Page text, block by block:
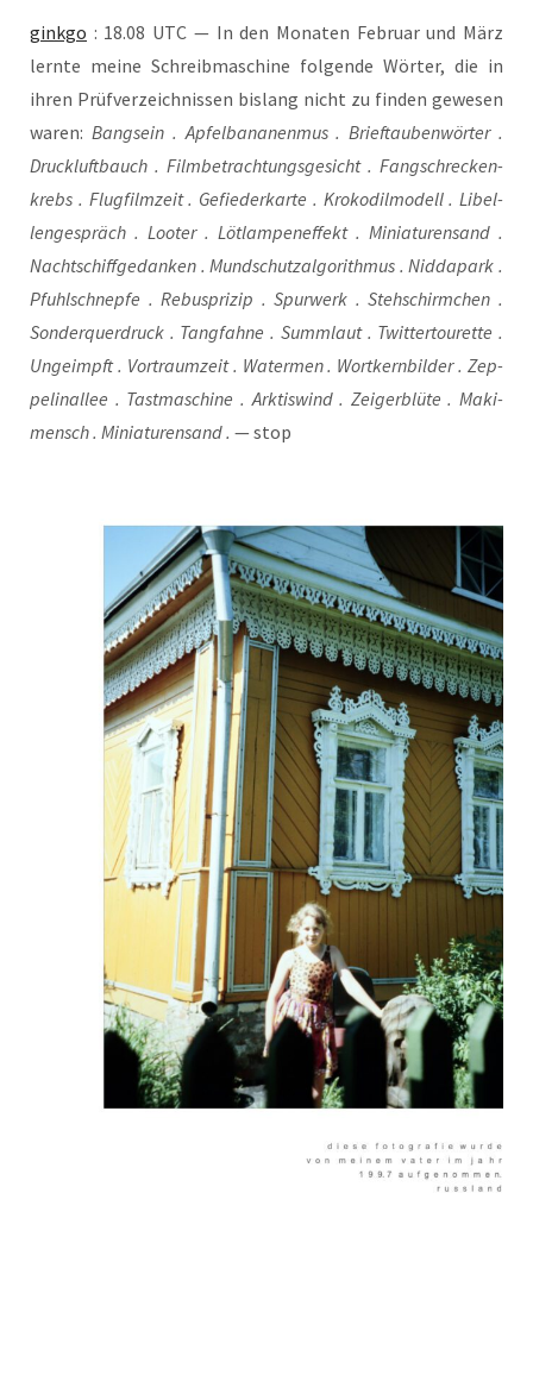
gink­go : 18.08 UTC — In den Mona­ten Febru­ar und März
lern­te mei­ne Schreib­ma­schi­ne fol­gen­de Wör­ter, die in
ihren Prüf­ver­zeich­nis­sen bis­lang nicht zu fin­den gewe­sen
waren: Bang­sein . Apfel­ba­na­nen­mus . Brief­tau­ben­wör­ter .
Druck­luft­bauch . Film­be­trach­tungs­ge­sicht . Fang­schre­cken­
krebs . Flug­film­zeit . Gefie­der­kar­te . Kro­ko­dil­mo­dell . Libel­
len­ge­spräch . Loo­ter . Löt­lam­pen­ef­fekt . Minia­tu­ren­sand .
Nacht­schiff­ge­dan­ken . Mund­schutz­al­go­rith­mus . Nid­da­park .
Pfuhl­schnep­fe . Rebuspri­zip . Spur­werk . Steh­schirm­chen .
Son­der­quer­druck . Tang­fah­ne . Summ­laut . Twit­ter­tour­et­te .
Unge­impft . Vor­traum­zeit . Water­men . Wort­kern­bil­der . Zep­
pe­lin­al­lee . Tast­ma­schi­ne . Ark­tis­wind . Zei­ger­blü­te . Maki­
mensch . Minia­tu­ren­sand . — stop